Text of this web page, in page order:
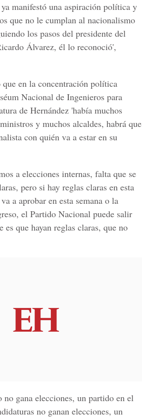
manifestó una aspiración política y
que no le cumplan al nacionalismo
los pasos del presidente del
Álvarez, él lo reconoció',
en la concentración política
Nacional de Ingenieros para
de Hernández 'había muchos
y muchos alcaldes, habrá que
con quién va a estar en su
a elecciones internas, falta que se
pero si hay reglas claras en esta
a aprobar en esta semana o la
el Partido Nacional puede salir
que hayan reglas claras, que no
gana elecciones, un partido en el
no ganan elecciones, un